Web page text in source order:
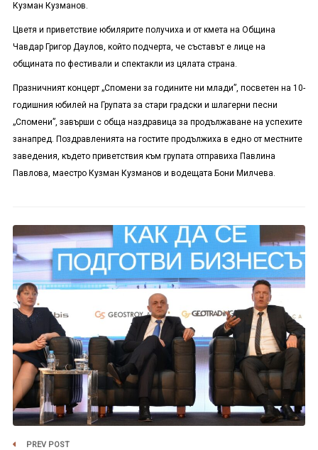
Кузман Кузманов.
Цветя и приветствие юбилярите получиха и от кмета на Община
Чавдар Григор Даулов, който подчерта, че съставът е лице на
общината по фестивали и спектакли из цялата страна.
Празничният концерт „Спомени за годините ни млади”, посветен на 10-
годишния юбилей на Групата за стари градски и шлагерни песни
„Спомени”, завърши с обща наздравица за продължаване на успехите
занапред. Поздравленията на гостите продължиха в едно от местните
заведения, където приветствия към групата отправиха Павлина
Павлова, маестро Кузман Кузманов и водещата Бони Милчева.
PREV POST